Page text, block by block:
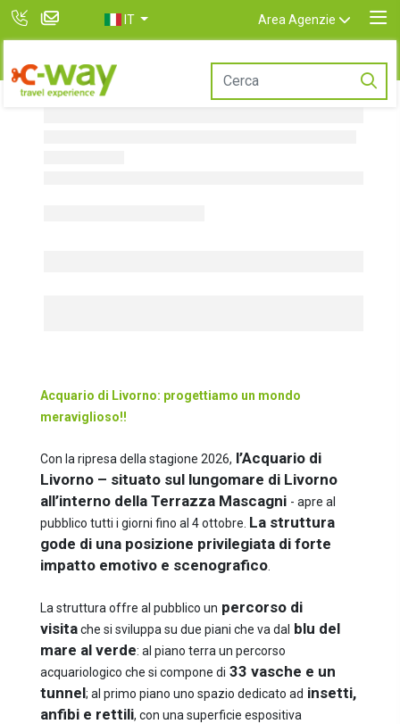
IT Area Agenzie
Acquario di Livorno: progettiamo un mondo
meraviglioso!!
Con la ripresa della stagione 2026, l’Acquario di
Livorno – situato sul lungomare di Livorno
all’interno della Terrazza Mascagni - apre al
pubblico tutti i giorni fino al 4 ottobre. La struttura
gode di una posizione privilegiata di forte
impatto emotivo e scenografico.
La struttura offre al pubblico un percorso di
visitache si sviluppa su due piani che va dal blu del
mare al verde: al piano terra un percorso
acquariologico che si compone di 33 vasche e un
tunnel; al primo piano uno spazio dedicato ad insetti,
anfibi e rettili, con una superficie espositiva